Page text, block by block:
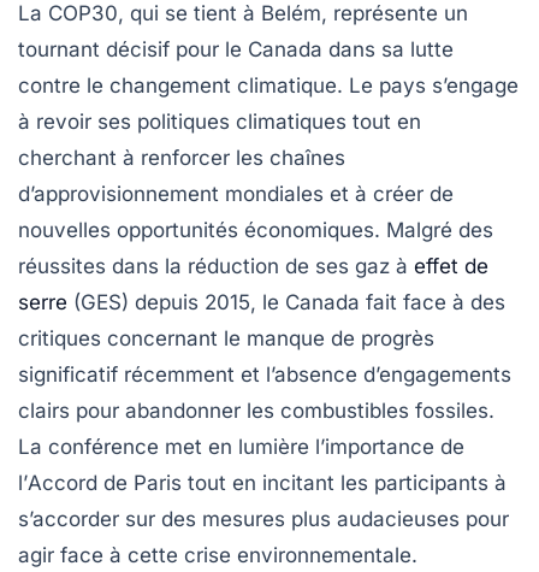
La COP30, qui se tient à Belém, représente un
tournant décisif pour le Canada dans sa lutte
contre le changement climatique. Le pays s’engage
à revoir ses politiques climatiques tout en
cherchant à renforcer les chaînes
d’approvisionnement mondiales et à créer de
nouvelles opportunités économiques. Malgré des
réussites dans la réduction de ses gaz à effet de
serre (GES) depuis 2015, le Canada fait face à des
critiques concernant le manque de progrès
significatif récemment et l’absence d’engagements
clairs pour abandonner les combustibles fossiles.
La conférence met en lumière l’importance de
l’Accord de Paris tout en incitant les participants à
s’accorder sur des mesures plus audacieuses pour
agir face à cette crise environnementale.